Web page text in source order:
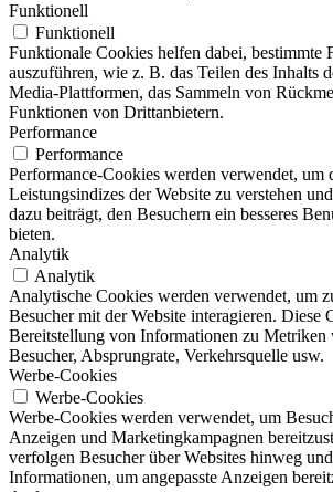
Funktionell
Funktionell
Funktionale Cookies helfen dabei, bestimmte
auszuführen, wie z. B. das Teilen des Inhalts
Media-Plattformen, das Sammeln von
Funktionen von Drittanbietern.
Performance
Performance
Performance-Cookies werden verwendet, um
Leistungsindizes der Website zu verstehen
dazu beiträgt, den Besuchern ein besseres
bieten.
Analytik
Analytik
Analytische Cookies werden verwendet, um
Besucher mit der Website interagieren. Diese
Bereitstellung von Informationen zu Metriken
Besucher, Absprungrate, Verkehrsquelle usw.
Werbe-Cookies
Werbe-Cookies
Werbe-Cookies werden verwendet, um
Anzeigen und Marketingkampagnen
verfolgen Besucher über Websites hinweg
Informationen, um angepasste Anzeigen